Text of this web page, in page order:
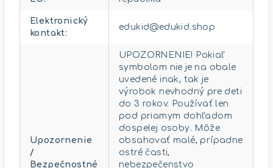
Elektronický
kontakt:
edukid@edukid.shop
Upozornenie
/
Bezpečnostné
UPOZORNENIE! Pokiaľ
symbolom nie je na obale
uvedené inak, tak je
výrobok nevhodný pre deti
do 3 rokov. Používať len
pod priamym dohľadom
dospelej osoby. Môže
obsahovať malé, prípadne
ostré časti,
nebezpečenstvo